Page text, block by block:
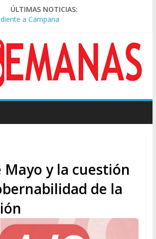
ÚLTIMAS NOTICIAS:
La Bombonera chocaron un tren y un
masiva marcha a Plaza de Mayo de
sociales
de Leandro Rud, histórico representante
de la ley de propiedad privada, Bullrich
endiablada”
Amarante calificó de “ficción judicial” el
a Campana
Mayo y la cuestión
de la